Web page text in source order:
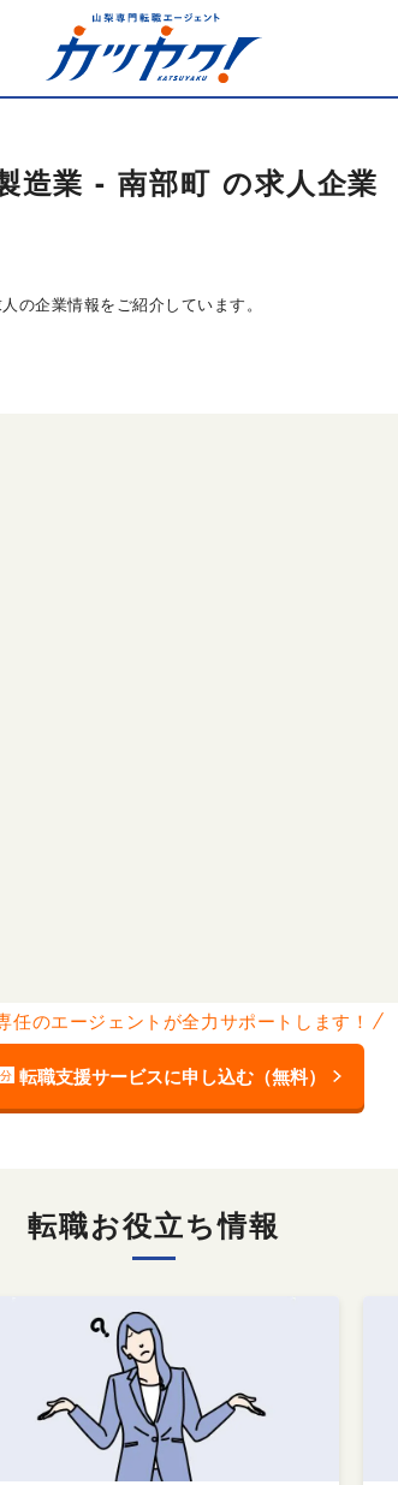
造業 - 南部町 の求人企業
の企業情報をご紹介しています。
任のエージェントが全力サポートします！
転職支援サービスに申し込む（無料）
転職お役立ち情報